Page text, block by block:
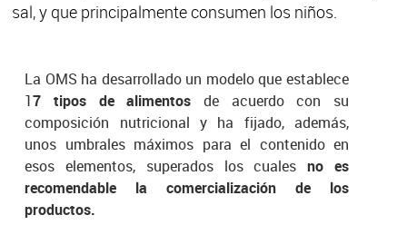
sal, y que principalmente consumen los niños.
La OMS ha desarrollado un modelo que establece
17 tipos de alimentos de acuerdo con su
composición nutricional y ha fijado, además,
unos umbrales máximos para el contenido en
esos elementos, superados los cualesno es
recomendable la comercialización de los
productos.